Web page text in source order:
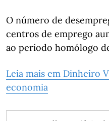
O número de
centros de emprego
ao período homólogo
Leia mais em Dinheiro
economia